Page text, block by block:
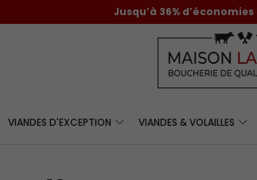
Livraison offerte
VIANDES D'EXCEPTION VIANDES & VOLAILLES